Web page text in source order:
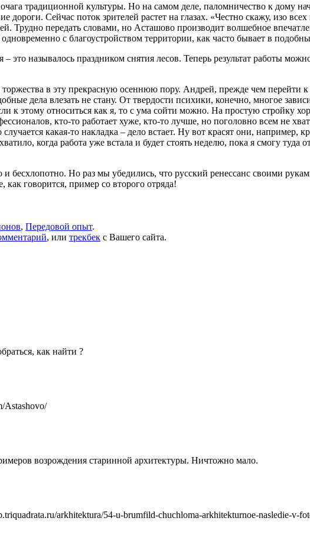
традиционной культуры. Но на самом деле, паломничество к дому
дороги. Сейчас поток зрителей растет на глазах. «Честно скажу, изо
Трудно передать словами, но Асташово производит волшебное
с благоустройством территории, как часто бывает в
называлось праздником снятия лесов. Теперь результат работы
в эту прекрасную осеннюю пору. Андрей, прежде чем перейти
дела влезать не стану. От твердости психики, конечно, многое
к этому относиться как я, то с ума сойти можно. На простую стройку
кто-то работает хуже, кто-то лучше, но поголовно всем не
какая-то накладка – дело встает. Ну вот красят они, например,
когда работа уже встала и будет стоять неделю, пока я смогу
бесхлопотно. Но раз мы убедились, что русский ренессанс своими
как говорится, пример со второго отряда!
, Передовой опыт.
, или трекбек с Вашего сайта.
как найти ?
Astashovo/
возрождения старинной архитектуры. Ничтожно мало.
arkhitektura/54-u-brumfild-chuchloma-arkhitekturnoe-nasledie-v-